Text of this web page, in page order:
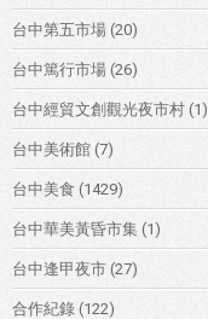
台中第五市場 (20)
台中篤行市場 (26)
台中經貿文創觀光夜市村 (1)
台中美術館 (7)
台中美食 (1429)
台中華美黃昏市集 (1)
台中逢甲夜市 (27)
合作紀錄 (122)